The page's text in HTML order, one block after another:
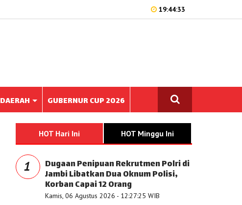
19:44:33
DAERAH GUBERNUR CUP 2026
HOT Hari Ini HOT Minggu Ini
1 Dugaan Penipuan Rekrutmen Polri di
Jambi Libatkan Dua Oknum Polisi,
Korban Capai 12 Orang
Kamis, 06 Agustus 2026 - 12:27:25 WIB